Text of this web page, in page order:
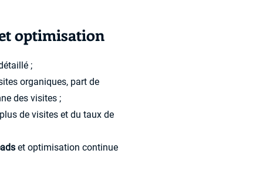
optimisation
;
organiques, part de
des visites ;
de visites et du taux de
et optimisation continue